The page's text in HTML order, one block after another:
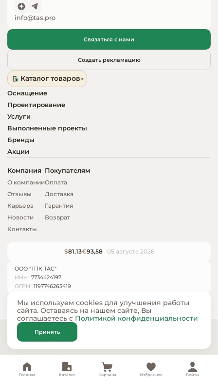
Главная Каталог Корзина Избранное Войти
info@tas.pro
Связаться с нами
Создать рекламацию
Каталог товаров
Оснащение
Проектирование
Услуги
Выполненные проекты
Бренды
Акции
Компания
О компании
Отзывы
Карьера
Новости
Контакты
Покупателям
Оплата
Доставка
Гарантия
Возврат
$81,13€93,58 05 августа 2026
ООО "ТПК ТАС"
ИНН: 7734424197
ОГРН: 1197746265419
© ООО «ТПК ТАС» 2024 — 2026
Карта сайта
Политика конфиденциальности
Мы используем cookies для улучшения работы
сайта. Оставаясь на нашем сайте, Вы
соглашаетесь с Политикой конфиденциальности
Принять